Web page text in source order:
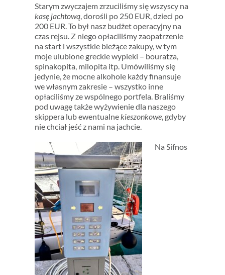
Starym zwyczajem zrzuciliśmy się wszyscy na
kasę jachtową, dorośli po 250 EUR, dzieci po
200 EUR. To był nasz budżet operacyjny na
czas rejsu. Z niego opłaciliśmy zaopatrzenie
na start i wszystkie bieżące zakupy, w tym
moje ulubione greckie wypieki – bouratza,
spinakopita, milopita itp. Umówiliśmy się
jedynie, że mocne alkohole każdy finansuje
we własnym zakresie – wszystko inne
opłaciliśmy ze wspólnego portfela. Braliśmy
pod uwagę także wyżywienie dla naszego
skippera lub ewentualnekieszonkowe, gdyby
nie chciał jeść z nami na jachcie.
Na Sifnos